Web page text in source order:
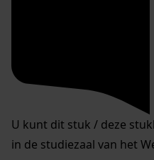
U kunt dit stuk / deze
in de studiezaal van het